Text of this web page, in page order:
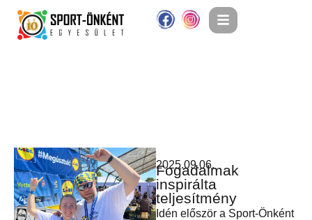
2025.09.06.
Fogadalmak
inspirálta
teljesítmény
Idén először a Sport-Önként